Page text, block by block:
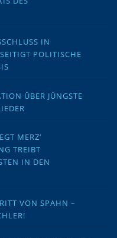
IN
POLITISCHE
ÜBER JÜNGSTE
MERZ‘
TREIBT
IN DEN
VON SPAHN –